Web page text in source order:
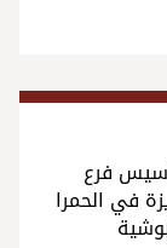
فرع
في الحمرا